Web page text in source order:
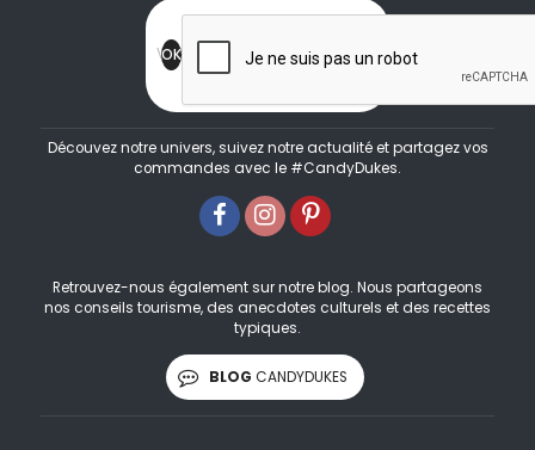
Découvez notre univers, suivez notre actualité et partagez vos
commandes avec le #CandyDukes.
Retrouvez-nous également sur notre blog. Nous partageons
nos conseils tourisme, des anecdotes culturels et des recettes
typiques.
BLOG CANDYDUKES